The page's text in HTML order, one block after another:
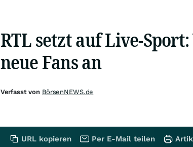
RTL setzt auf Live-
neue Fans an
Verfasst von BörsenNEWS.de
URL kopieren Per E-Mail teilen